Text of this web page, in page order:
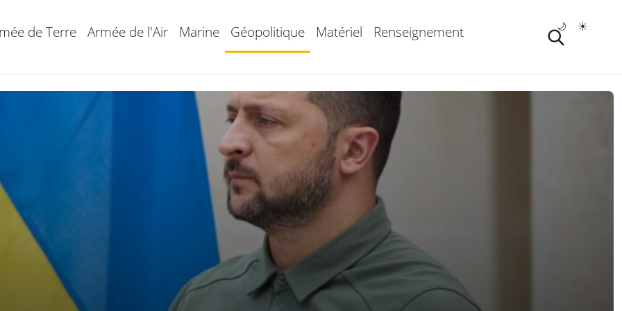
de Terre Armée de l'Air Marine Géopolitique Matériel Renseignement ☀️
🌙